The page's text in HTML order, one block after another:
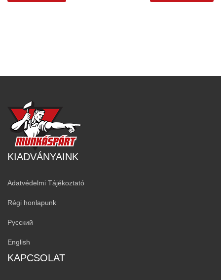
KIADVÁNYAINK
Adatvédelmi Tájékoztató
Régi honlapunk
Русский
English
KAPCSOLAT